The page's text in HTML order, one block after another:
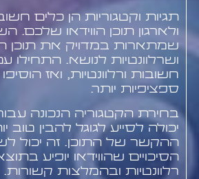
תגיות וקטגוריות הן כלים
ולארגון תוכן הווידאו שלכם.
שמתארות במדויק את תוכן
ושרלוונטיות לנושא. התחילו
חשובות ורלוונטיות, ואז
ספציפיות יותר.
בחירת הקטגוריה הנכונה
יכולה לסייע לגוגל להבין טוב
ההקשר של התוכן. זה יכול
הסיכויים שהווידאו יופיע
רלוונטיות ובהמלצות קשורות.